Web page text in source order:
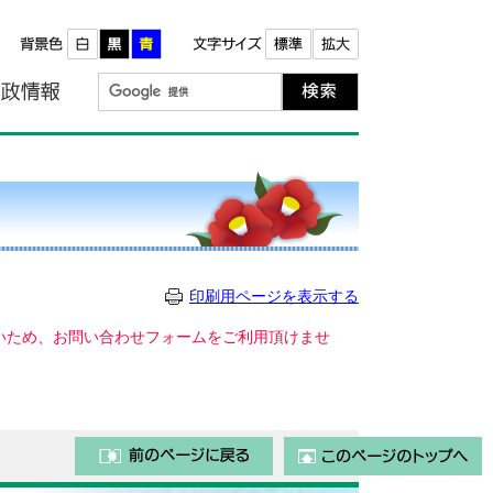
町政情報
印刷用ページを表示する
め、お問い合わせフォームをご利用頂けませ
前のページに戻る